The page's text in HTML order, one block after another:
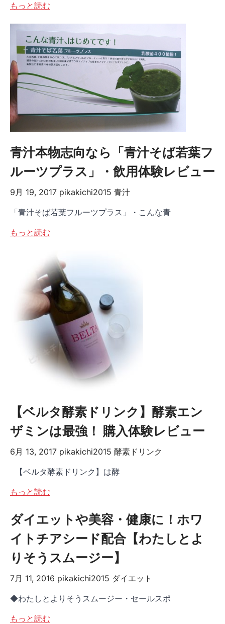
もっと読む
青汁本物志向なら「青汁そば若葉フ
ルーツプラス」・飲用体験レビュー
9月 19, 2017 pikakichi2015 青汁
「青汁そば若葉フルーツプラス」・こんな青
もっと読む
【ベルタ酵素ドリンク】酵素エン
ザミンは最強！ 購入体験レビュー
6月 13, 2017 pikakichi2015 酵素ドリンク
【ベルタ酵素ドリンク】は酵
もっと読む
ダイエットや美容・健康に！ホワ
イトチアシード配合【わたしとよ
りそうスムージー】
7月 11, 2016 pikakichi2015 ダイエット
◆わたしとよりそうスムージー・セールスポ
もっと読む